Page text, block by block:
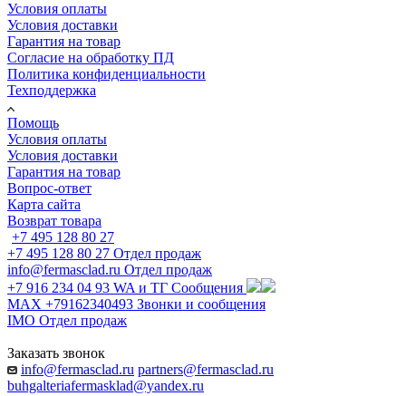
Условия оплаты
Условия доставки
Гарантия на товар
Согласие на обработку ПД
Политика конфиденциальности
Техподдержка
Помощь
Условия оплаты
Условия доставки
Гарантия на товар
Вопрос-ответ
Карта сайта
Возврат товара
+7 495 128 80 27
+7 495 128 80 27 Отдел продаж
info@fermasclad.ru Отдел продаж
+7 916 234 04 93 WA и ТГ Сообщения
MAX +79162340493 Звонки и сообщения
IMO Отдел продаж
Заказать звонок
info@fermasclad.ru partners@fermasclad.ru
buhgalteriafermasklad@yandex.ru